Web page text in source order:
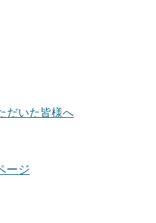
だいた皆様へ
ージ